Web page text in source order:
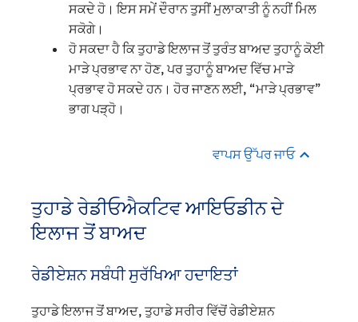
ਸਕਦੇ ਹੋ। ਇਸ ਸਮੇਂ ਦੌਰਾਨ ਤੁਸੀਂ ਮੁਲਾਕਾਤੀ ਨੂੰ ਨਹੀਂ ਮਿਲ
ਸਕੋਗੇ।
ਹੋ ਸਕਦਾ ਹੈ ਕਿ ਤੁਹਾਡੇ ਇਲਾਜ ਤੋਂ ਤੁਰੰਤ ਬਾਅਦ ਤੁਹਾਨੂੰ ਕੋਈ
ਮਾੜੇ ਪ੍ਰਭਾਵ ਨਾ ਹੋਣ, ਪਰ ਤੁਹਾਨੂੰ ਬਾਅਦ ਵਿੱਚ ਮਾੜੇ
ਪ੍ਰਭਾਵ ਹੋ ਸਕਦੇ ਹਨ। ਹੋਰ ਜਾਣਨ ਲਈ, “ਮਾੜੇ ਪ੍ਰਭਾਵ”
ਭਾਗ ਪੜ੍ਹੋ।
ਵਾਪਸ ਉੱਪਰ ਜਾਓ
ਤੁਹਾਡੇ ਰੇਡੀਓਐਕਟਿਵ ਆਇਓਡੀਨ ਦੇ
ਇਲਾਜ ਤੋਂ ਬਾਅਦ
ਰੇਡੀਏਸ਼ਨ ਸਬੰਧੀ ਸੁਰੱਖਿਆ ਹਦਾਇਤਾਂ
ਤੁਹਾਡੇ ਇਲਾਜ ਤੋਂ ਬਾਅਦ, ਤੁਹਾਡੇ ਸਰੀਰ ਵਿੱਚੋਂ ਰੇਡੀਏਸ਼ਨ